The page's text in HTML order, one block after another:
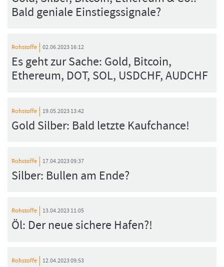
Bald geniale Einstiegssignale?
Rohstoffe 02.06.2023 16:12
Es geht zur Sache: Gold, Bitcoin,
Ethereum, DOT, SOL, USDCHF, AUDCHF
Rohstoffe 19.05.2023 13:42
Gold Silber: Bald letzte Kaufchance!
Rohstoffe 17.04.2023 09:37
Silber: Bullen am Ende?
Rohstoffe 13.04.2023 11:05
Öl: Der neue sichere Hafen?!
Rohstoffe 12.04.2023 09:53